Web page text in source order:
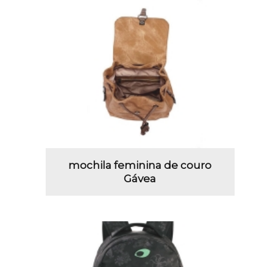
mochila feminina de couro
Gávea